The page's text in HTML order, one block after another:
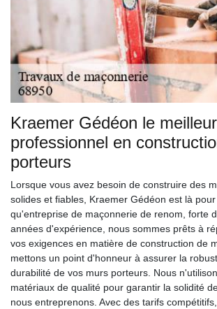
Kraemer Gédéon le meilleur
professionnel en
porteurs
Lorsque vous avez besoin de construire des
solides et fiables, Kraemer Gédéon est là
qu'entreprise de maçonnerie de renom, forte
années d'expérience, nous sommes prêts à
vos exigences en matière de construction de
mettons un point d'honneur à assurer la
durabilité de vos murs porteurs. Nous
matériaux de qualité pour garantir la solidité
nous entreprenons. Avec des tarifs